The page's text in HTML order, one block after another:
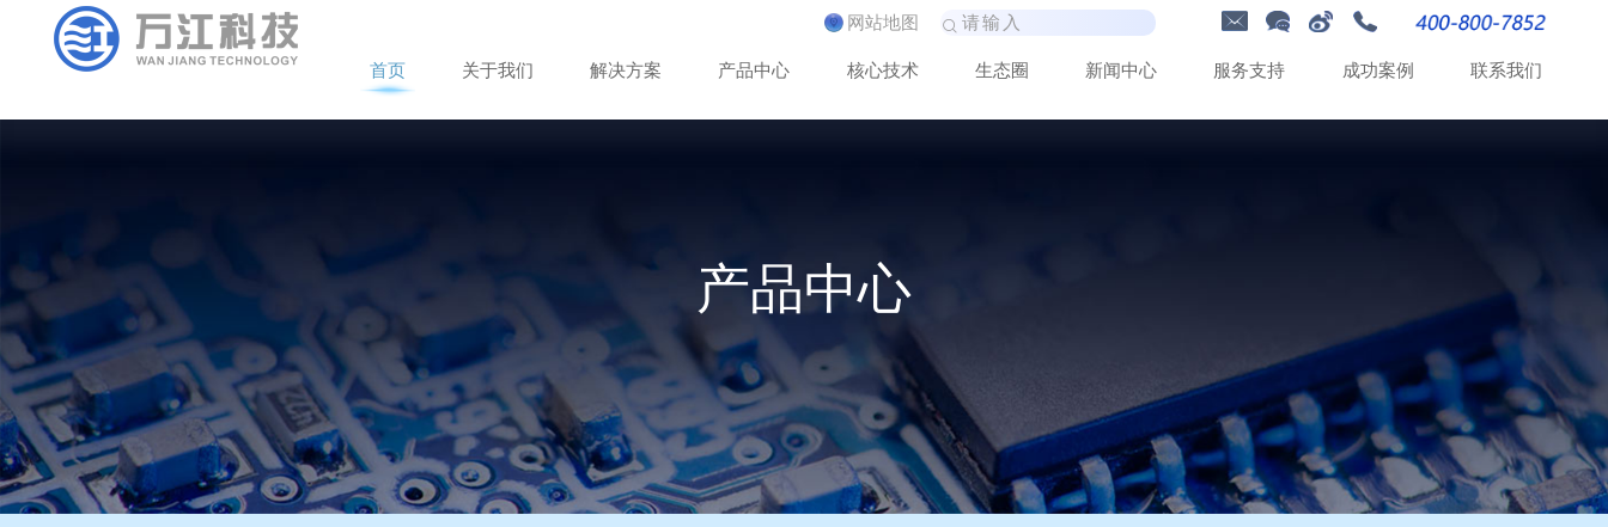
网站地图
首页 关于我们 解决方案 产品中心 核心技术 生态圈 新闻中心 服务支持 成功案例 联系我们
产品中心